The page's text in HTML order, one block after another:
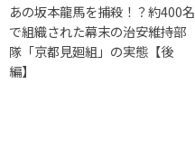
あの坂本龍馬を捕殺！？約400名
で組織された幕末の治安維持部
隊「京都見廻組」の実態【後
編】